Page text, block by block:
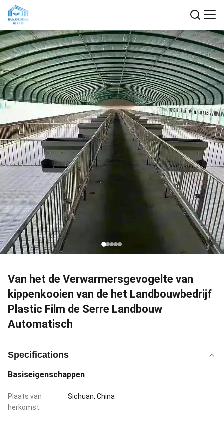
Van het de Verwarmersgevogelte van
kippenkooien van de het Landbouwbedrijf
Plastic Film de Serre Landbouw
Automatisch
Specifications
Basiseigenschappen
Plaats van
herkomst:
Sichuan, China